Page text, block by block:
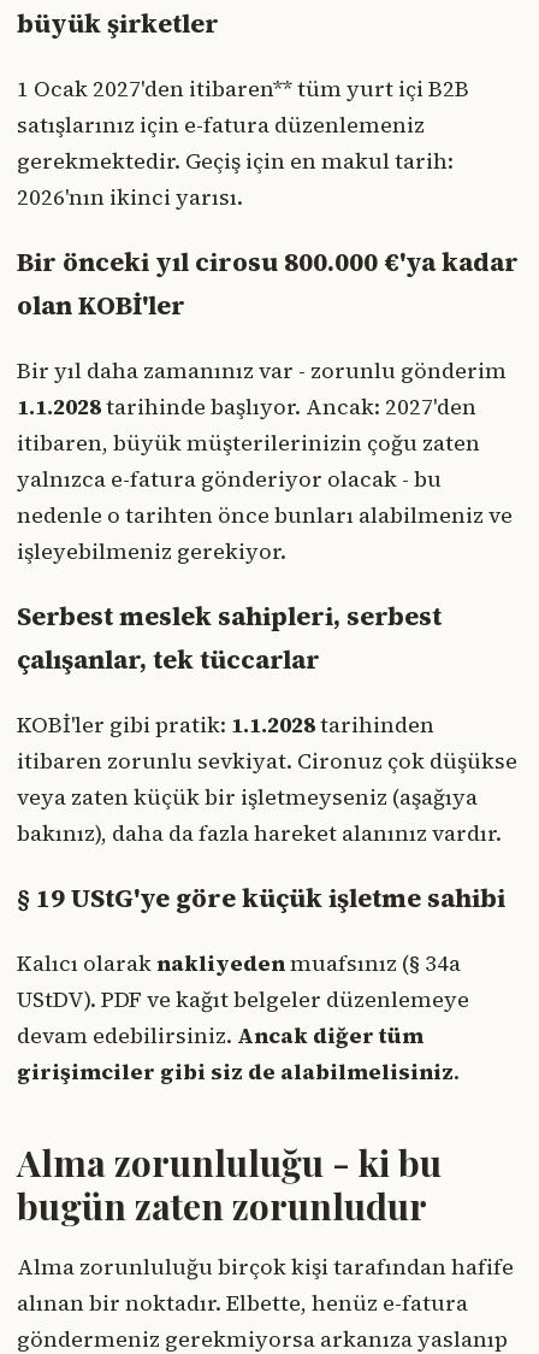
büyük şirketler
1 Ocak 2027'den itibaren** tüm yurt içi B2B
satışlarınız için e-fatura düzenlemeniz
gerekmektedir. Geçiş için en makul tarih:
2026'nın ikinci yarısı.
Bir önceki yıl cirosu 800.000 €'ya kadar
olan KOBİ'ler
Bir yıl daha zamanınız var - zorunlu gönderim
1.1.2028tarihinde başlıyor. Ancak: 2027'den
itibaren, büyük müşterilerinizin çoğu zaten
yalnızca e-fatura gönderiyor olacak - bu
nedenle o tarihten önce bunları alabilmeniz ve
işleyebilmeniz gerekiyor.
Serbest meslek sahipleri, serbest
çalışanlar, tek tüccarlar
KOBİ'ler gibi pratik: 1.1.2028tarihinden
itibaren zorunlu sevkiyat. Cironuz çok düşükse
veya zaten küçük bir işletmeyseniz (aşağıya
bakınız), daha da fazla hareket alanınız vardır.
§ 19 UStG'ye göre küçük işletme sahibi
Kalıcı olaraknakliyedenmuafsınız (§ 34a
UStDV). PDF ve kağıt belgeler düzenlemeye
devam edebilirsiniz. Ancak diğer tüm
girişimciler gibi siz de alabilmelisiniz.
Alma zorunluluğu - ki bu
bugün zaten zorunludur
Alma zorunluluğu birçok kişi tarafından hafife
alınan bir noktadır. Elbette, henüz e-fatura
göndermeniz gerekmiyorsa arkanıza yaslanıp